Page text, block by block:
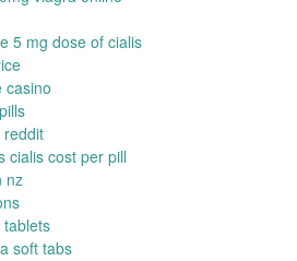
5 mg dose of cialis
casino
reddit
cialis cost per pill
nz
soft tabs